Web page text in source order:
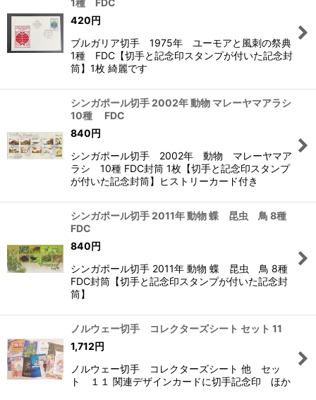
1種 FDC
420円
ブルガリア切手 1975年 ユーモアと風刺の祭典
1種 FDC【切手と記念印スタンプが付いた記念封
筒】1枚 綺麗です
シンガポール切手 2002年 動物 マレーヤマアラシ
10種 FDC
840円
シンガポール切手 2002年 動物 マレーヤマア
ラシ 10種 FDC封筒 1枚【切手と記念印スタンプ
が付いた記念封筒】ヒストリーカード付き
シンガポール切手 2011年 動物 蝶 昆虫 鳥 8種
FDC
840円
シンガポール切手 2011年 動物 蝶 昆虫 鳥 8種
FDC封筒【切手と記念印スタンプが付いた記念封
筒】
ノルウェー切手 コレクターズシート セット 11
1,712円
ノルウェー切手 コレクターズシート 他 セッ
ト １１ 関連デザインカードに切手記念印 ほか